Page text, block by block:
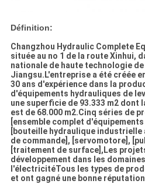
Définition:
Changzhou Hydraulic Complete
située au no 1 de la route Xinhui,
nationale de haute technologie
Jiangsu.L'entreprise a été créée
30 ans d'expérience dans la
d'équipements hydrauliques de
une superficie de 93.333 m2 dont
est de 68.000 m2.Cinq séries de
[ensemble complet
[bouteille hydraulique
de commande], [servomotore],
[traitement de surface],Les
développement dans les
l'électricitéTous les types de
et ont gagné une bonne